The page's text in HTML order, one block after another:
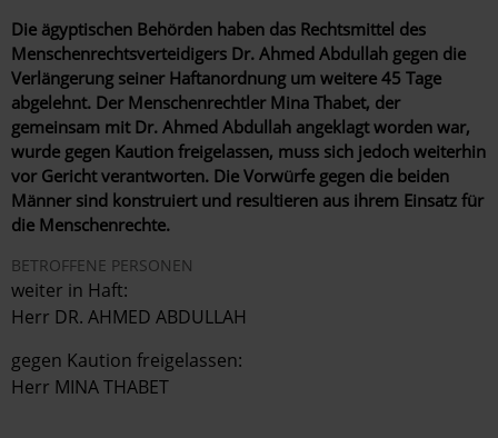
Die ägyptischen Behörden haben das Rechtsmittel des
Menschenrechtsverteidigers Dr. Ahmed Abdullah gegen die
Verlängerung seiner Haftanordnung um weitere 45 Tage
abgelehnt. Der Menschenrechtler Mina Thabet, der
gemeinsam mit Dr. Ahmed Abdullah angeklagt worden war,
wurde gegen Kaution freigelassen, muss sich jedoch weiterhin
vor Gericht verantworten. Die Vorwürfe gegen die beiden
Männer sind konstruiert und resultieren aus ihrem Einsatz für
die Menschenrechte.
BETROFFENE PERSONEN
weiter in Haft:
Herr DR. AHMED ABDULLAH
gegen Kaution freigelassen:
Herr MINA THABET